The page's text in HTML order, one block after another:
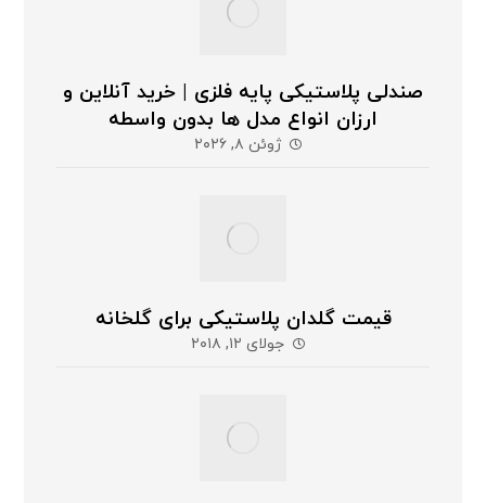
صندلی پلاستیکی پایه فلزی | خرید آنلاین و
ارزان انواع مدل ها بدون واسطه
ژوئن ۸, ۲۰۲۶
قیمت گلدان پلاستیکی برای گلخانه
جولای ۱۲, ۲۰۱۸